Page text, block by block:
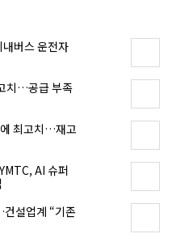
버스 운전자
치…공급 부족
최고치…재고
AI 슈퍼
설업계 “기존